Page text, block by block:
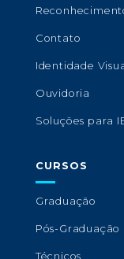
Contato
Identidade
Ouvidoria
Soluções para
CURSOS
Graduação
Pós-Graduação
Técnicos